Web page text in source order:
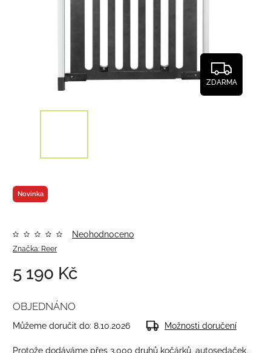
ZDARMA
Novinka
Značka: Reer
Neohodnoceno
5 190 Kč
OBJEDNÁNO
Můžeme doručit do: 8.10.2026 Možnosti doručení
Protože dodáváme přes 3.000 druhů kočárků, autosedaček,